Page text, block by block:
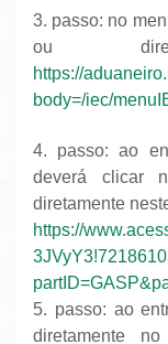
3. passo: no
ou
https://
body=/iec/
4. passo: ao
deverá clicar
diretamente
https://
5. passo: ao
diretamente